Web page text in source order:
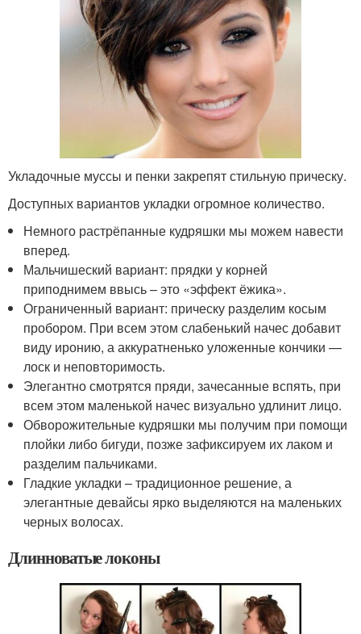
Укладочные муссы и пенки закрепят стильную прическу.
Доступных вариантов укладки огромное количество.
Немного растрёпанные кудряшки мы можем навести
вперед.
Мальчишеский вариант: прядки у корней
приподнимем ввысь – это «эффект ёжика».
Ограниченный вариант: прическу разделим косым
пробором. При всем этом слабенький начес добавит
виду иронию, а аккуратненько уложенные кончики —
лоск и неповторимость.
Элегантно смотрятся пряди, зачесанные вспять, при
всем этом маленькой начес визуально удлинит лицо.
Обворожительные кудряшки мы получим при помощи
плойки либо бигуди, позже зафиксируем их лаком и
разделим пальчиками.
Гладкие укладки – традиционное решение, а
элегантные девайсы ярко выделяются на маленьких
черных волосах.
Длинноватые локоны